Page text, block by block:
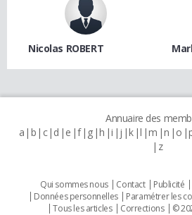
Nicolas ROBERT
Annuaire des
a b c d e f g h i j k l m n o
z
Qui sommes nous Contact Publicité
Données personnelles
Paramétrer les
Tous les articles
Corrections ©